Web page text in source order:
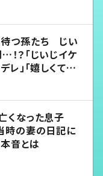
待つ孫たち じい
！？「じいじイケ
レ」「嬉しくて可
くなった息子
時の妻の日記に
音とは